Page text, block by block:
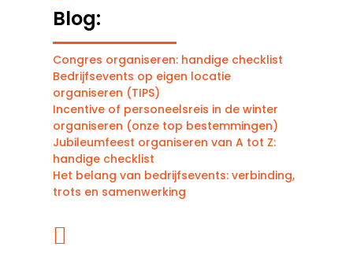
Blog:
Congres organiseren: handige checklist
Bedrijfsevents op eigen locatie
organiseren (TIPS)
Incentive of personeelsreis in de winter
organiseren (onze top bestemmingen)
Jubileumfeest organiseren van A tot Z:
handige checklist
Het belang van bedrijfsevents: verbinding,
trots en samenwerking
